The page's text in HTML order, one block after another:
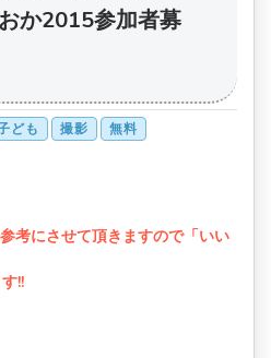
か2015参加者募
ども 撮影
無料
考にさせて頂きますので「いい
!!